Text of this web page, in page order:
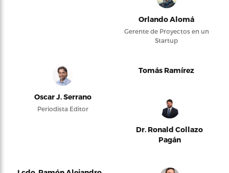
Orlando Alomá
Gerente de Proyectos en un
Startup
Oscar J. Serrano
Periodista Editor
Tomás Ramírez
Dr. Ronald Collazo
Pagán